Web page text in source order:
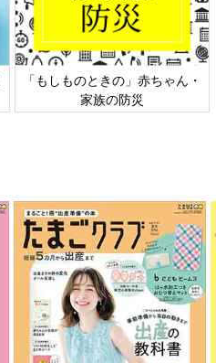
「もしものときの」赤ちゃん・
家族の防災